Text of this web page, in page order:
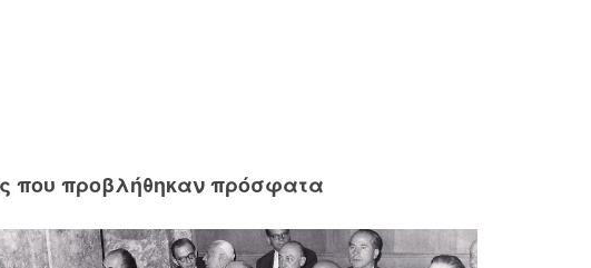
που προβλήθηκαν πρόσφατα